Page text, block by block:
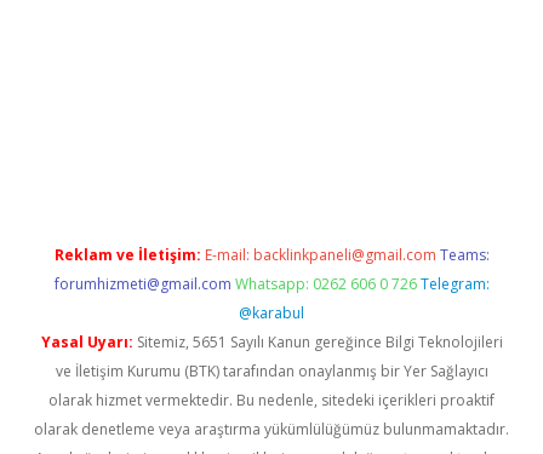
Reklam ve İletişim: E-mail: backlinkpaneli@gmail.com Teams:
forumhizmeti@gmail.com Whatsapp: 0262 606 0 726 Telegram:
@karabul
Yasal Uyarı: Sitemiz, 5651 Sayılı Kanun gereğince Bilgi Teknolojileri
ve İletişim Kurumu (BTK) tarafından onaylanmış bir Yer Sağlayıcı
olarak hizmet vermektedir. Bu nedenle, sitedeki içerikleri proaktif
olarak denetleme veya araştırma yükümlülüğümüz bulunmamaktadır.